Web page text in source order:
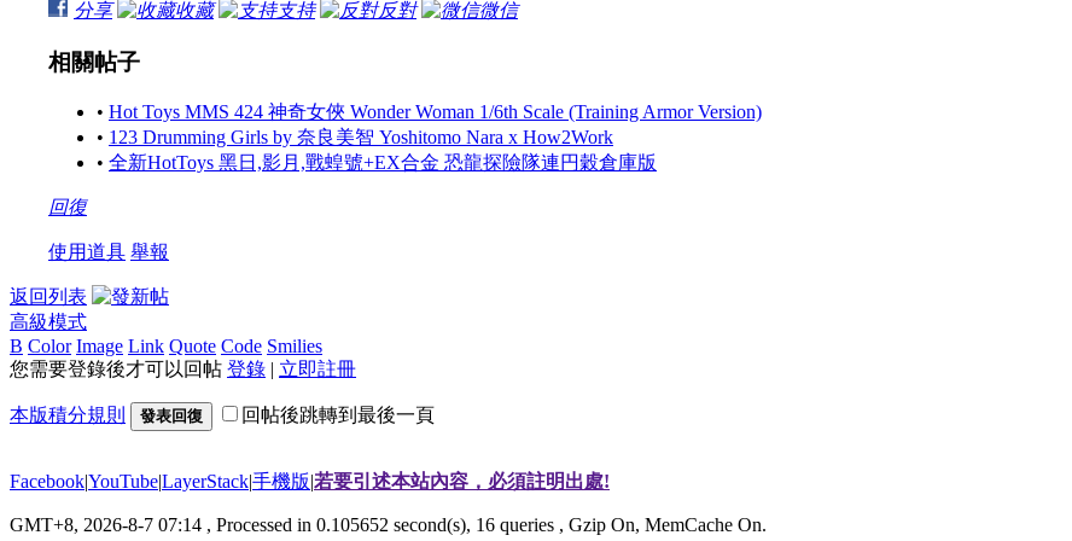
分享 收藏 支持 反對 微信
相關帖子
• Hot Toys MMS 424 神奇女俠 Wonder Woman 1/6th Scale (Training Armor Version)
• 123 Drumming Girls by 奈良美智 Yoshitomo Nara x How2Work
• 全新HotToys 黑日,影月,戰蝗號+EX合金 恐龍探險隊連円穀倉庫版
回復
使用道具 舉報
返回列表
高級模式
B Color Image Link Quote Code Smilies
您需要登錄後才可以回帖 登錄 | 立即註冊
本版積分規則 發表回復 回帖後跳轉到最後一頁
Facebook|YouTube|LayerStack|手機版|若要引述本站內容，必須註明出處!
GMT+8, 2026-8-7 07:14 , Processed in 0.105652 second(s), 16 queries , Gzip On, MemCache On.